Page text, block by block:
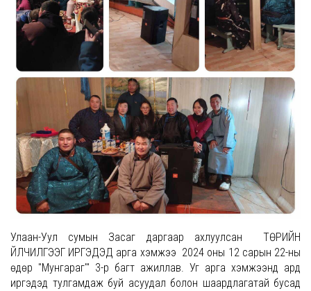
Улаан-Уул сумын Засаг даргаар ахлуулсан ТӨРИЙН
ҮЙЛЧИЛГЭЭГ ИРГЭДЭД арга хэмжээ 2024 оны 12 сарын 22-ны
өдөр "Мунгараг"' 3-р багт ажиллав. Уг арга хэмжээнд ард
иргэдэд тулгамдаж буй асуудал болон шаардлагатай бусад